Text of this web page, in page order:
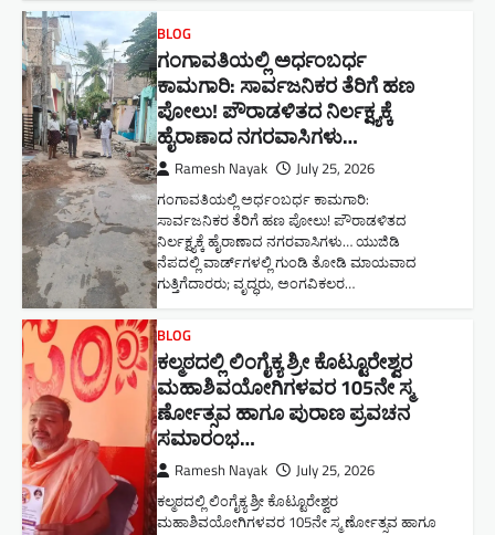
BLOG
ಗಂಗಾವತಿಯಲ್ಲಿ ಅರ್ಧಂಬರ್ಧ
ಕಾಮಗಾರಿ: ಸಾರ್ವಜನಿಕರ ತೆರಿಗೆ ಹಣ
ಪೋಲು! ಪೌರಾಡಳಿತದ ನಿರ್ಲಕ್ಷ್ಯಕ್ಕೆ
ಹೈರಾಣಾದ ನಗರವಾಸಿಗಳು​…
Ramesh Nayak July 25, 2026
ಗಂಗಾವತಿಯಲ್ಲಿ ಅರ್ಧಂಬರ್ಧ ಕಾಮಗಾರಿ:
ಸಾರ್ವಜನಿಕರ ತೆರಿಗೆ ಹಣ ಪೋಲು! ಪೌರಾಡಳಿತದ
ನಿರ್ಲಕ್ಷ್ಯಕ್ಕೆ ಹೈರಾಣಾದ ನಗರವಾಸಿಗಳು​… ಯುಜಿಡಿ
ನೆಪದಲ್ಲಿ ವಾರ್ಡ್‌ಗಳಲ್ಲಿ ಗುಂಡಿ ತೋಡಿ ಮಾಯವಾದ
ಗುತ್ತಿಗೆದಾರರು; ವೃದ್ಧರು, ಅಂಗವಿಕಲರ…
BLOG
ಕಲ್ಮಠದಲ್ಲಿ ಲಿಂಗೈಕ್ಯ ಶ್ರೀ ಕೊಟ್ಟೂರೇಶ್ವರ
ಮಹಾಶಿವಯೋಗಿಗಳವರ 105ನೇ ಸ್ಮ
ರ್ಣೋತ್ಸವ ಹಾಗೂ ಪುರಾಣ ಪ್ರವಚನ
ಸಮಾರಂಭ​…
Ramesh Nayak July 25, 2026
ಕಲ್ಮಠದಲ್ಲಿ ಲಿಂಗೈಕ್ಯ ಶ್ರೀ ಕೊಟ್ಟೂರೇಶ್ವರ
ಮಹಾಶಿವಯೋಗಿಗಳವರ 105ನೇ ಸ್ಮ ರ್ಣೋತ್ಸವ ಹಾಗೂ